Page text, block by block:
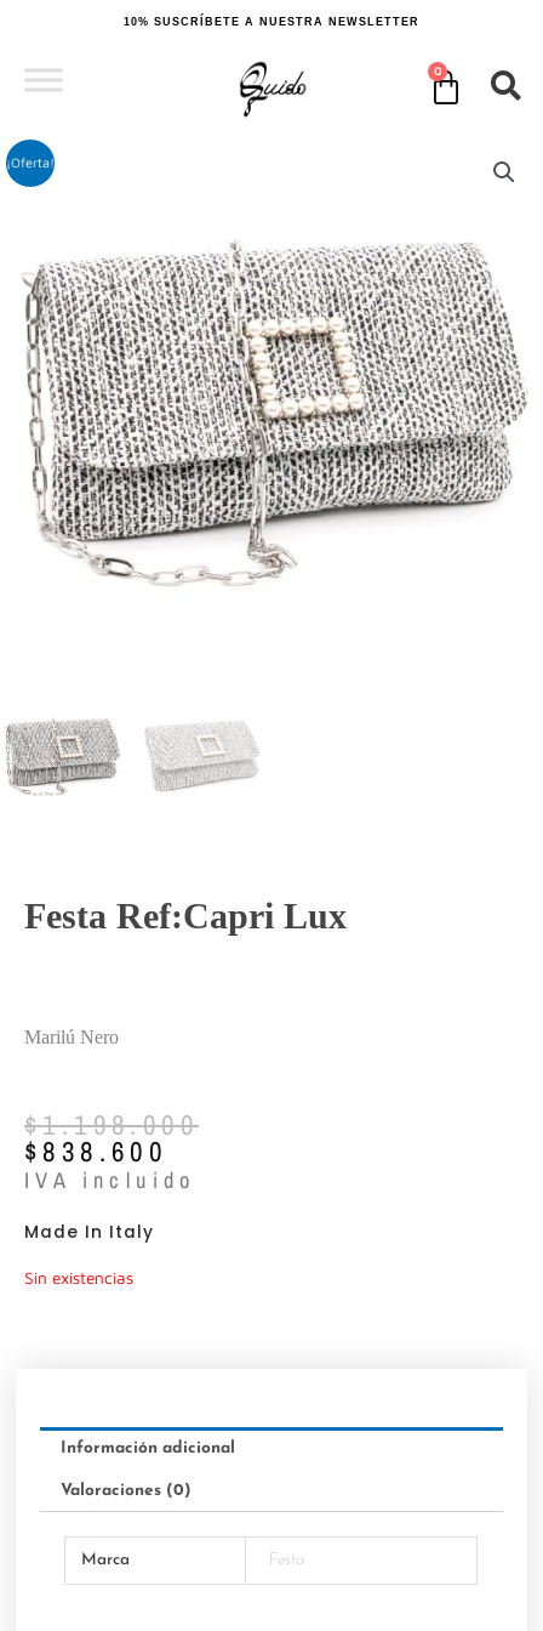
contenido
10% SUSCRÍBETE A NUESTRA NEWSLETTER
0
Cart
¡Oferta!
Festa Ref:Capri Lux
Marilú Nero
$1.198.000
El
precio
original
$1.198.000.
$838.600
El
precio
actual
$838.600.
IVA incluido
Made In Italy
Sin existencias
Información adicional
Valoraciones (0)
Marca Festa